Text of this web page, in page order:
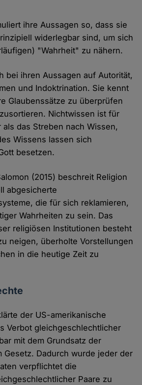
ihre Aussagen so, dass sie
widerlegbar sind, um sich
"Wahrheit" zu nähern.
bei ihren Aussagen auf Autorität,
und Indoktrination. Sie kennt
Glaubenssätze zu überprüfen
Nichtwissen ist für
das Streben nach Wissen,
Wissens lassen sich
besetzen.
(2015) beschreit Religion
abgesicherte
die für sich reklamieren,
Wahrheiten zu sein. Das
religiösen Institutionen besteht
neigen, überholte Vorstellungen
in die heutige Zeit zu
der US-amerikanische
Verbot gleichgeschlechtlicher
mit dem Grundsatz der
Gesetz. Dadurch wurde jeder der
verpflichtet die
Paare zu